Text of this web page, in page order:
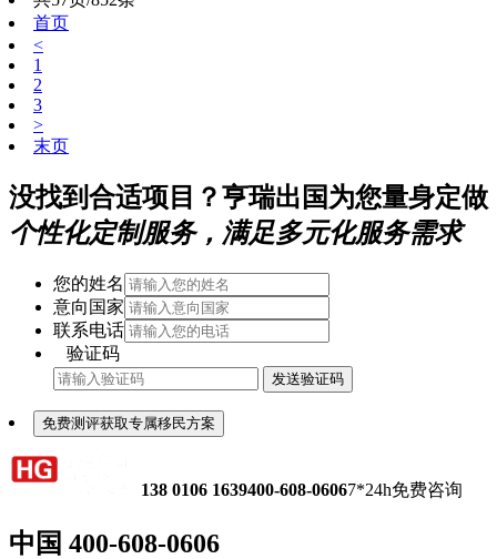
首页
<
1
2
3
>
末页
没找到合适项目？亨瑞出国为您量身定做
个性化定制服务，满足多元化服务需求
您的姓名
意向国家
联系电话
验证码
发送验证码
免费测评获取专属移民方案
138 0106 1639400-608-06067*24h免费咨询
中国 400-608-0606